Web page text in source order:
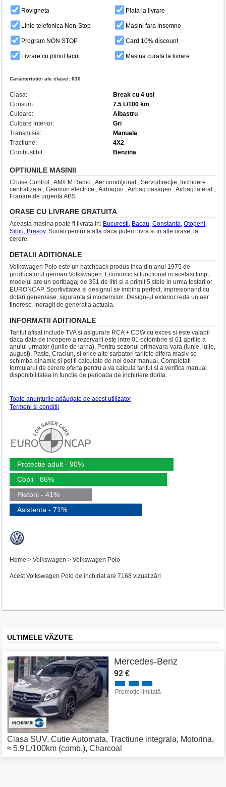
Caracteristici ale clasei: 630
Clasa:
Break cu 4 usi
Consum:
7.5 L/100 km
Culoare:
Albastru
Culoare interior:
Gri
Transmisie:
Manuala
Tractiune:
4X2
Combustibil:
Benzina
OPTIUNILE MASINII
Cruise Control , AM/FM Radio , Aer condiţionat , Servodirecţie, Inchidere
centralizata , Geamuri electrice , Airbaguri , Airbag pasageri , Airbag lateral ,
Franare de urgenta ABS
ORASE CU LIVRARE GRATUITA
Aceasta masina poate fi livrata in: Bucuresti, Bacau, Constanta, Otopeni,
Sibiu, Brasov. Sunati pentru a afla daca putem livra si in alte orase, la
cerere.
DETALII ADITIONALE
Volkswagen Polo este un hatchback produs inca din anul 1975 de
producatorul german Volkswagen. Economic si functional in acelasi timp,
modelul are un portbagaj de 351 de litri si a primit 5 stele in urma testarilor
EURONCAP. Sportivitatea si designul se imbina perfect, impresionand cu
dotari generoase, siguranta si modernism. Design-ul exterior reda un aer
tineresc, indragit de generatia actuala.
INFORMATII ADITIONALE
Tariful afisat include TVA si asigurare RCA + CDW cu exces si este valabil
daca data de incepere a rezervarii este intre 01 octombrie si 01 aprilie a
anului urmator (lunile de iarna). Pentru sezonul primavara-vara (iunie, iulie,
august), Paste, Craciun, si orice alte sarbatori tarifele difera masiv se
schimba dinamic si pot fi calculate de noi doar manual. Completati
formularul de cerere oferta pentru a va calcula tariful si a verifica manual
disponibilitatea in functie de perioada de inchiriere dorita.
Toate anunţurile adăugate de acest utilizator
Termeni si conditii
Protectie adult - 90%
Copii - 86%
Pietoni - 41%
Asistenta - 71%
Home > Volkswagen > Volkswagen Polo
Acest Volkswagen Polo de închiriat are 7168 vizualizări
Rovigneta Plata la livrare
Linie telefonica Non-Stop Masini fara insemne
Program NON STOP Card 10% discount
Livrare cu plinul facut Masina curata la livrare
ULTIMELE VĂZUTE
Mercedes-Benz
92 €
Promoție limitată
Clasa SUV, Cutie Automata, Tractiune integrala, Motorina,
≈ 5.9 L/100km (comb.), Charcoal